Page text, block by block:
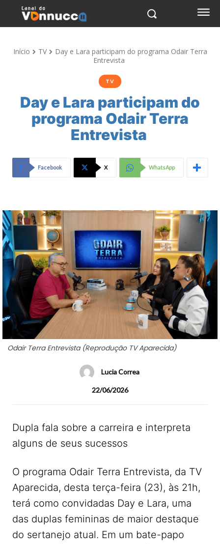
Início TV
Day e Lara participam do programa Odair Terra
Entrevista
TV
Day e Lara participam do
programa Odair Terra
Entrevista
Facebook X WhatsApp
Odair Terra Entrevista (Reprodução TV Aparecida)
Lucia Correa
22/06/2026
Dupla fala sobre a carreira e interpreta
alguns de seus sucessos
O programa Odair Terra Entrevista, da TV
Aparecida, desta terça-feira (23), às 21h,
terá como convidadas Day e Lara, uma
das duplas femininas de maior destaque
do sertanejo atual. Em um bate-papo